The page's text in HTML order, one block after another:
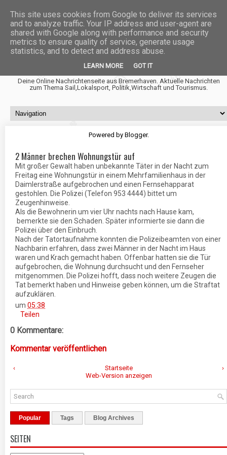
Fischtown News
Deine Online Nachrichtenseite aus Bremerhaven. Aktuelle Nachrichten
zum Thema Sail,Lokalsport, Politik,Wirtschaft und Tourismus.
Powered by Blogger.
2 Männer brechen Wohnungstür auf
Mit großer Gewalt haben unbekannte Täter in der Nacht zum
Freitag eine Wohnungstür in einem Mehrfamilienhaus in der
Daimlerstraße aufgebrochen und einen Fernsehapparat
gestohlen. Die Polizei (Telefon 953 4444) bittet um
Zeugenhinweise.
Als die Bewohnerin um vier Uhr nachts nach Hause kam,
bemerkte sie den Schaden. Später informierte sie dann die
Polizei über den Einbruch.
Nach der Tatortaufnahme konnten die Polizeibeamten von einer
Nachbarin erfahren, dass zwei Männer in der Nacht im Haus
waren und Krach gemacht haben. Offenbar hatten sie die Tür
aufgebrochen, die Wohnung durchsucht und den Fernseher
mitgenommen. Die Polizei hofft, dass noch weitere Zeugen die
Tat bemerkt haben und Hinweise geben können, um die Straftat
aufzuklären.
um 05:38
Teilen
0 Kommentare:
Kommentar veröffentlichen
‹ ›
Startseite
Web-Version anzeigen
Popular Tags Blog Archives
SEITEN
This site uses cookies from Google to deliver its services
and to analyze traffic. Your IP address and user-agent are
shared with Google along with performance and security
metrics to ensure quality of service, generate usage
statistics, and to detect and address abuse.
LEARN MORE GOT IT